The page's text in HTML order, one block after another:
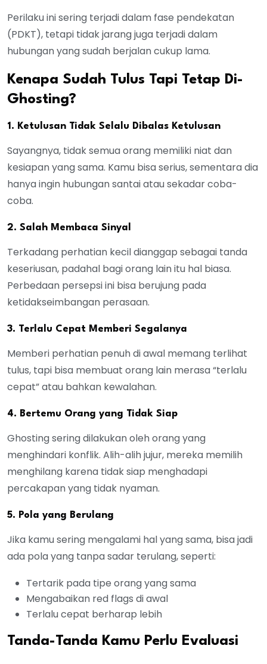
Perilaku ini sering terjadi dalam fase pendekatan
(PDKT), tetapi tidak jarang juga terjadi dalam
hubungan yang sudah berjalan cukup lama.
Kenapa Sudah Tulus Tapi Tetap Di-
Ghosting?
1. Ketulusan Tidak Selalu Dibalas Ketulusan
Sayangnya, tidak semua orang memiliki niat dan
kesiapan yang sama. Kamu bisa serius, sementara dia
hanya ingin hubungan santai atau sekadar coba-
coba.
2. Salah Membaca Sinyal
Terkadang perhatian kecil dianggap sebagai tanda
keseriusan, padahal bagi orang lain itu hal biasa.
Perbedaan persepsi ini bisa berujung pada
ketidakseimbangan perasaan.
3. Terlalu Cepat Memberi Segalanya
Memberi perhatian penuh di awal memang terlihat
tulus, tapi bisa membuat orang lain merasa “terlalu
cepat” atau bahkan kewalahan.
4. Bertemu Orang yang Tidak Siap
Ghosting sering dilakukan oleh orang yang
menghindari konflik. Alih-alih jujur, mereka memilih
menghilang karena tidak siap menghadapi
percakapan yang tidak nyaman.
5. Pola yang Berulang
Jika kamu sering mengalami hal yang sama, bisa jadi
ada pola yang tanpa sadar terulang, seperti:
Tertarik pada tipe orang yang sama
Mengabaikan red flags di awal
Terlalu cepat berharap lebih
Tanda-Tanda Kamu Perlu Evaluasi